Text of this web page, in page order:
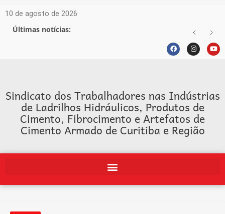
10 de agosto de 2026
Últimas notícias:
Sindicato dos Trabalhadores nas Indústrias
de Ladrilhos Hidráulicos, Produtos de
Cimento, Fibrocimento e Artefatos de
Cimento Armado de Curitiba e Região